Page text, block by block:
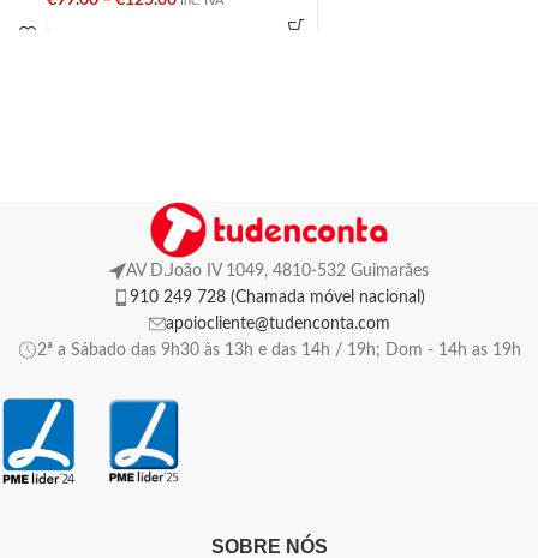
AV D.João IV 1049, 4810-532 Guimarães
910 249 728 (Chamada móvel nacional)
apoiocliente@tudenconta.com
2ª a Sábado das 9h30 às 13h e das 14h / 19h; Dom - 14h as 19h
SOBRE NÓS